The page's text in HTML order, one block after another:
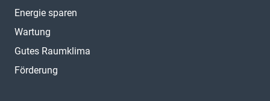
Energie sparen
Wartung
Gutes Raumklima
Förderung